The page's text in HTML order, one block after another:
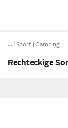
… Sport Camping
Rechteckige